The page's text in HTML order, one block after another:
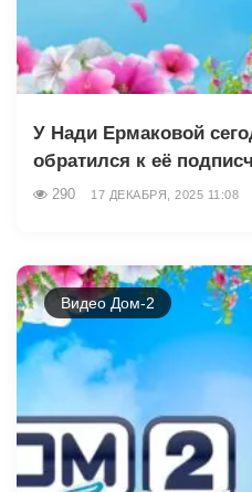
У Нади Ермаковой
обратился к её
290 17 ДЕКАБРЯ, 2025 11:08
Видео Дом-2